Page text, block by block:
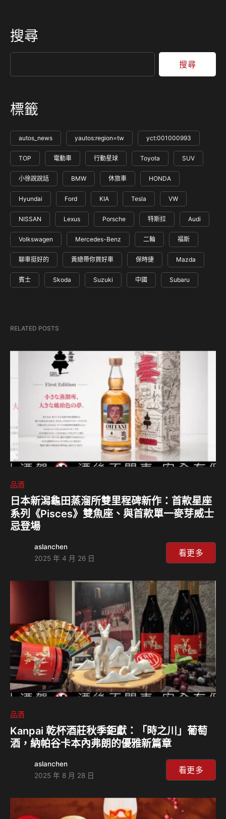
搜尋
搜尋
標籤
autos_news yautos:region=tw yct:001000993
TOP 電動車 行動星球 Toyota SUV
小徐說說話 BMW 休旅車 HONDA
Hyundai Ford KIA Tesla VW
NISSAN Lexus Porsche 特斯拉 Audi
Volkswagen Mercedes-Benz 二輪 福斯
聊車挺好的 黃總帶你買好車 保時捷 Mazda
賓士 Skoda Suzuki 中國 Subaru
RELATED POSTS
品酒
日本新潟龜田蒸溜所雙里程碑新作：首款星座
系列《Pisces》雙魚座、與首款單一麥芽威士
忌登場
aslanchen
2025 年 4 月 26 日
看更多
品酒
Kanpai 乾杯酒莊秋季鉅獻：「時之川」葡萄
酒，納帕谷卡本內弗朗的優雅新篇章
aslanchen
2025 年 8 月 28 日
看更多